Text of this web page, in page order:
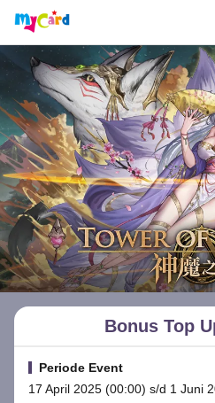
Bonus Top
Periode Event
17 April 2025 (00:00) s/d 1 Juni